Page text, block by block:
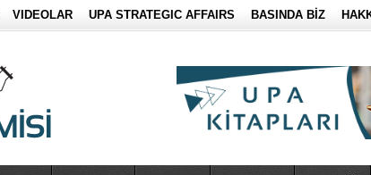
VIDEOLAR UPA STRATEGIC AFFAIRS BASINDA BİZ